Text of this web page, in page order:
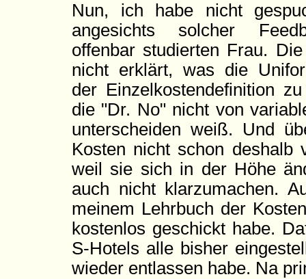
Nun, ich habe nicht
angesichts solcher
offenbar studierten Frau.
nicht erklärt, was die
der Einzelkostendefinition
die "Dr. No" nicht von
unterscheiden weiß. Und
Kosten nicht schon deshalb
weil sie sich in der Höhe
auch nicht klarzumachen.
meinem Lehrbuch der
kostenlos geschickt habe.
S-Hotels alle bisher
wieder entlassen habe. Na